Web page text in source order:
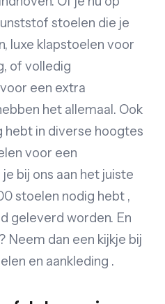
stoelen die je
luxe klapstoelen voor
of volledig
een extra
het allemaal. Ook
hebt in diverse hoogtes
voor een
bij ons aan het juiste
stoelen nodig hebt ,
geleverd worden. En
dan een kijkje bij
en aankleding .